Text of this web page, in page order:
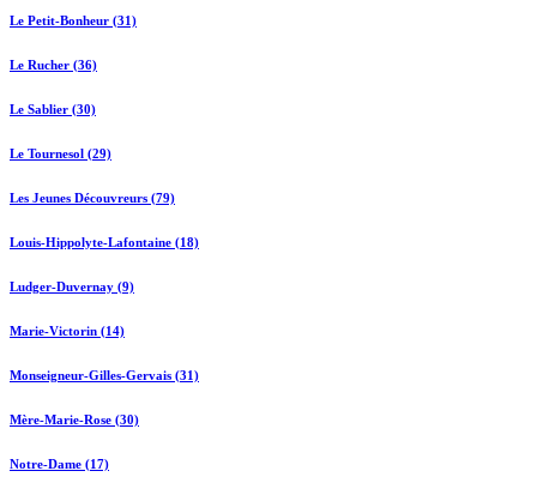
Le Petit-Bonheur (31)
Le Rucher (36)
Le Sablier (30)
Le Tournesol (29)
Les Jeunes Découvreurs (79)
Louis-Hippolyte-Lafontaine (18)
Ludger-Duvernay (9)
Marie-Victorin (14)
Monseigneur-Gilles-Gervais (31)
Mère-Marie-Rose (30)
Notre-Dame (17)